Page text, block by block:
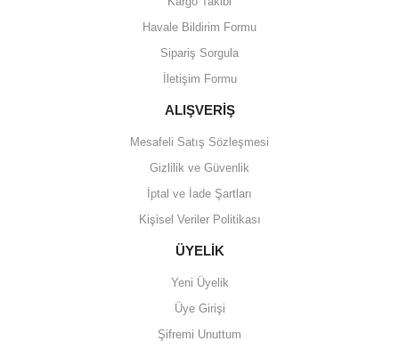
Havale Bildirim Formu
Sipariş Sorgula
İletişim Formu
ALIŞVERİŞ
Mesafeli Satış Sözleşmesi
Gizlilik ve Güvenlik
İptal ve İade Şartları
Kişisel Veriler Politikası
ÜYELİK
Yeni Üyelik
Üye Girişi
Şifremi Unuttum